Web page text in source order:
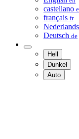
castellano
français fr
Nederlands
Deutsch de
Hell
Dunkel
Auto